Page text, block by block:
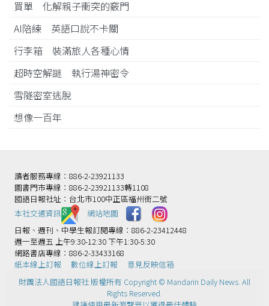
買單 化解親子衝突的竅門
AI陪練 英語口說不卡關
行李箱 裝滿旅人各種心情
超時空解謎 執行湯神密令
雪隧密室逃脫
想像一百年
讀者服務專線：886-2-23921133
圖書門市專線：886-2-23921133轉1108
國語日報社址：台北市100中正區福州街二號
本社交通資訊️
網站地圖
日報、週刊、中學生報訂閱專線：886-2-23412448
週一至週五 上午9:30-12:30 下午1:30-5:30
網路書店專線：886-2-33433168
紙本線上訂報
數位線上訂報
意見反映信箱
財團法人國語日報社 版權所有 Copyright © Mandarin Daily News. All
Rights Reserved.